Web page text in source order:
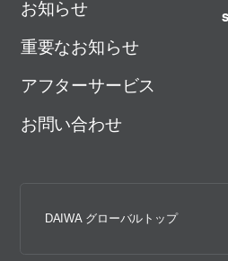
お知らせ
重要なお知らせ
アフターサービス
お問い合わせ
DAIWA グローバルトップ